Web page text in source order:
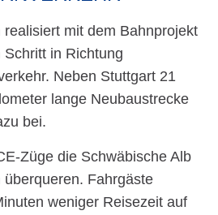
mit dem Bahnprojekt
in Richtung
Neben Stuttgart 21
lange Neubaustrecke
bei.
Züge die Schwäbische Alb
Fahrgäste
weniger Reisezeit auf